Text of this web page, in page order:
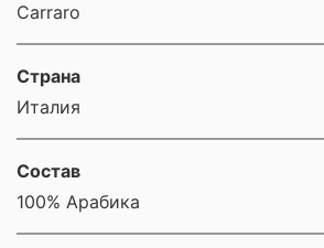
Carraro
Страна
Италия
Состав
100% Арабика